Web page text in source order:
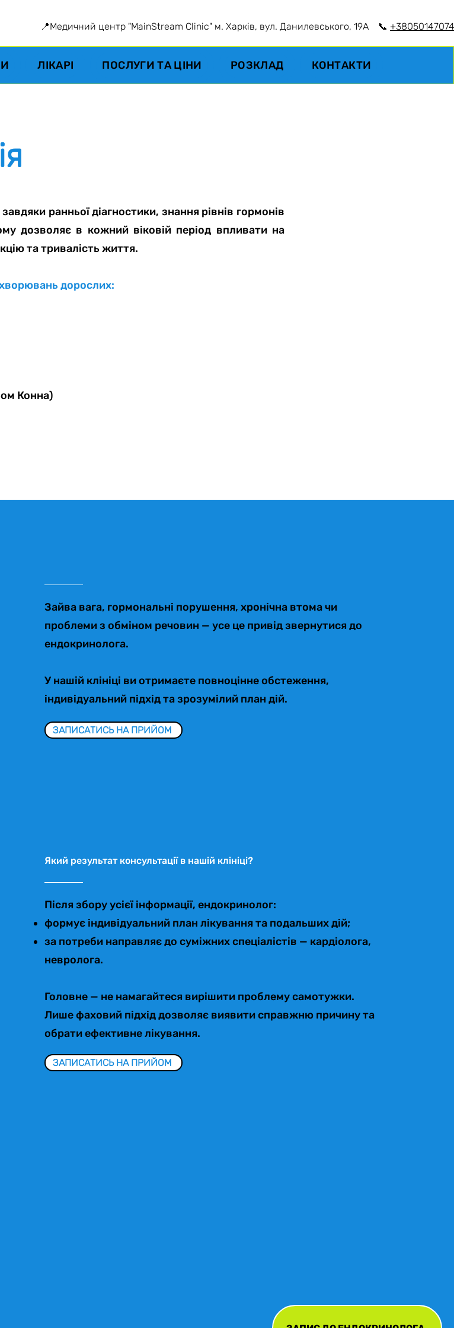
📍Медичний центр "MainStream Clinic" м. Харків, вул. Данилевського, 19А 📞
ЛІКАРІ ПОСЛУГИ ТА ЦІНИ РОЗКЛАД КОНТАКТИ
ранньої діагностики, знання рівнів гормонів
дозволяє в кожний віковій період впливати на
та тривалість життя.
дорослих:
Конна)
Зайва вага, гормональні порушення, хронічна втома чи
проблеми з обміном речовин — усе це привід звернутися до
ендокринолога.
У нашій клініці ви отримаєте повноцінне обстеження,
індивідуальний підхід та зрозумілий план дій.​
ЗАПИСАТИСЬ НА ПРИЙОМ
Який результат консультації в нашій клініці?
Після збору усієї інформації, ендокринолог:
формує індивідуальний план лікування та подальших дій;
за потреби направляє до суміжних спеціалістів — кардіолога,
невролога.
Головне — не намагайтеся вирішити проблему самотужки.
Лише фаховий підхід дозволяє виявити справжню причину та
обрати ефективне лікування.
ЗАПИСАТИСЬ НА ПРИЙОМ